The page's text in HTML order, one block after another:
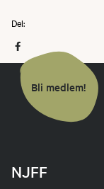
Del:
Bli medlem!
NJFF